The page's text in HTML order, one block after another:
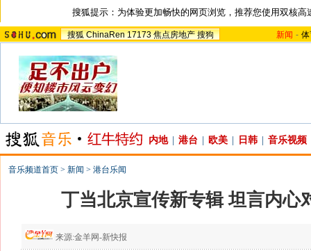
搜狐提示：为体验更加畅快的网页浏览，推荐您使用双核高
搜狐 ChinaRen 17173 焦点房地产 搜狗 新闻 -
内地 港台 欧美 日韩 音乐视频
音乐频道首页 > 新闻 > 港台乐闻
丁当北京宣传新专辑 坦言内心
来源:金羊网-新快报